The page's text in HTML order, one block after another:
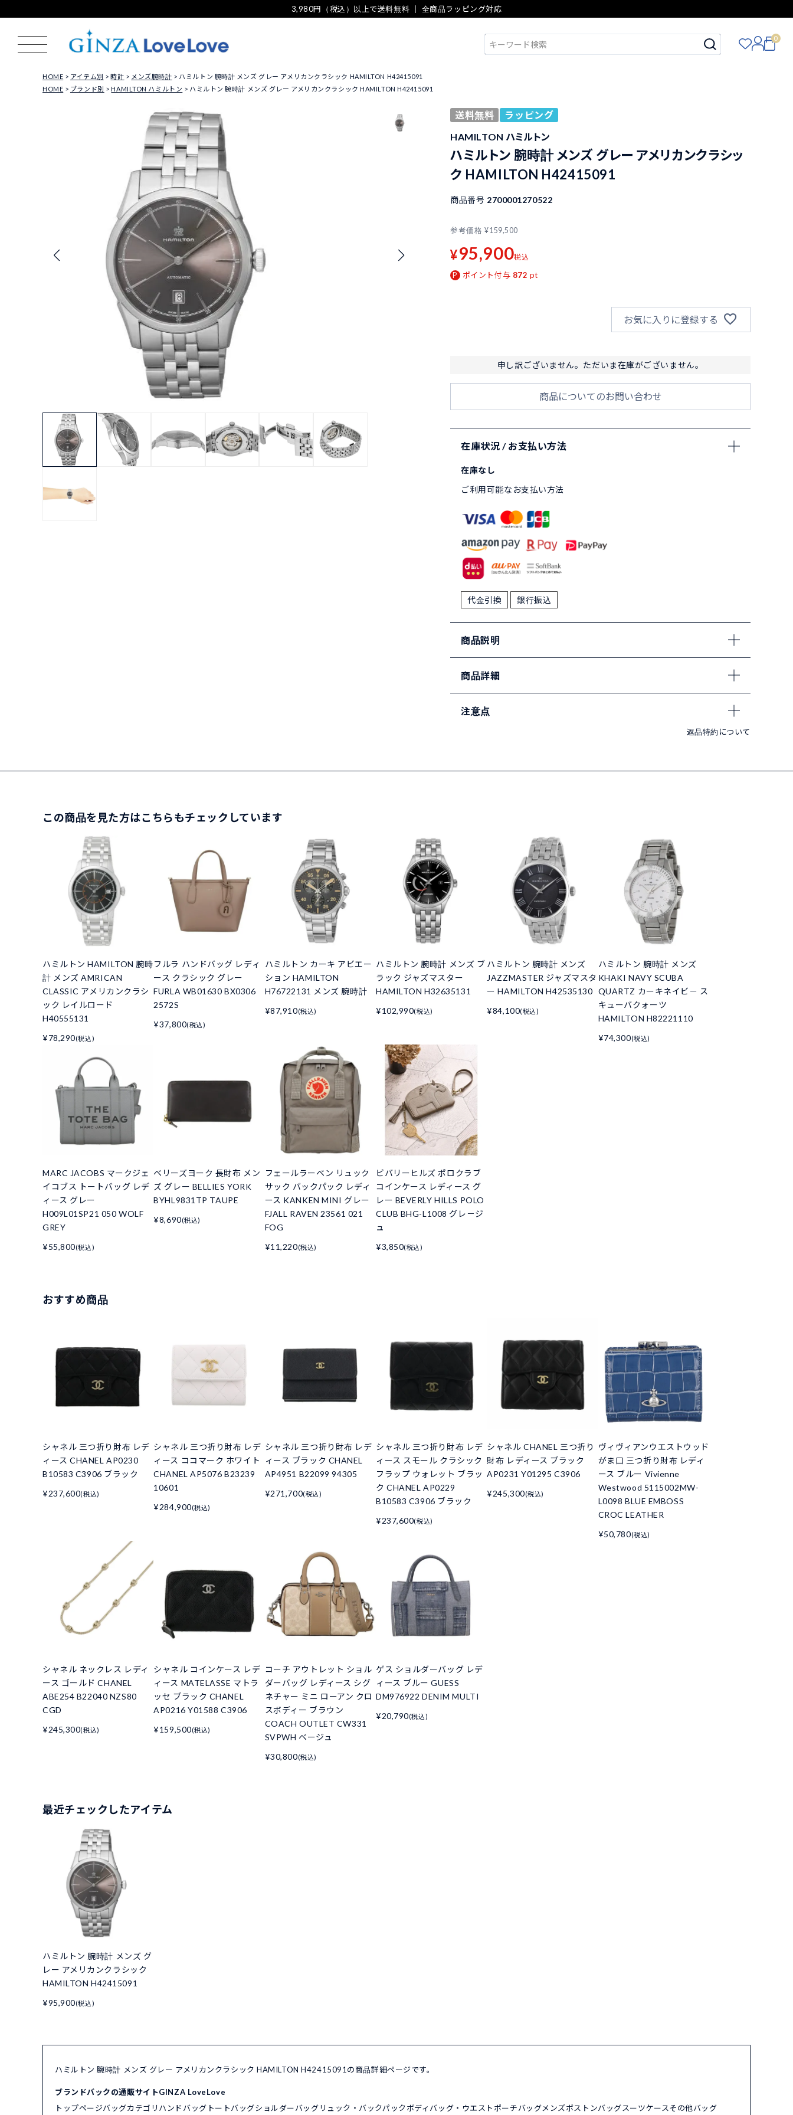
3,980円（税込）以上で送料無料 ｜ 全商品ラッピング対応
0
HOME アイテム別 時計 メンズ腕時計
ハミルトン 腕時計 メンズ グレー アメリカンクラシック HAMILTON H42415091
HOME
ブランド別 HAMILTON ハミルトン ハミルトン 腕時計 メンズ グレー アメリカンクラシック HAMILTON H42415091
送料無料
ラッピング
HAMILTON ハミルトン
ハミルトン 腕時計 メンズ グレー アメリカンクラシッ
ク HAMILTON H42415091
商品番号 2700001270522
参考価格 ¥159,500
¥95,900税込
ポイント付与 872 pt
お気に入りに登録する
申し訳ございません。ただいま在庫がございません。
商品についてのお問い合わせ
在庫状況 / お支払い方法
在庫なし
ご利用可能なお支払い方法
代金引換 銀行振込
商品説明
商品詳細
注意点
返品特約について
この商品を見た方はこちらもチェックしています
ハミルトン HAMILTON 腕時
計 メンズ AMRICAN
CLASSIC アメリカンクラシ
ック レイルロード
H40555131
¥78,290(税込)
フルラ ハンドバッグ レディ
ース クラシック グレー
FURLA WB01630 BX0306
2572S
¥37,800(税込)
ハミルトン カーキ アビエー
ション HAMILTON
H76722131 メンズ 腕時計
¥87,910(税込)
ハミルトン 腕時計 メンズ ブ
ラック ジャズマスター
HAMILTON H32635131
¥102,990(税込)
ハミルトン 腕時計 メンズ
JAZZMASTER ジャズマスタ
ー HAMILTON H42535130
¥84,100(税込)
ハミルトン 腕時計 メンズ
KHAKI NAVY SCUBA
QUARTZ カーキネイビ－ ス
キューバクォーツ
HAMILTON H82221110
¥74,300(税込)
MARC JACOBS マークジェ
イコブス トートバッグ レデ
ィース グレー
H009L01SP21 050 WOLF
GREY
¥55,800(税込)
ベリーズヨーク 長財布 メン
ズ グレー BELLIES YORK
BYHL9831TP TAUPE
¥8,690(税込)
フェールラーベン リュック
サック バックパック レディ
ース KANKEN MINI グレー
FJALL RAVEN 23561 021
FOG
¥11,220(税込)
ビバリーヒルズ ポロクラブ
コインケース レディース グ
レー BEVERLY HILLS POLO
CLUB BHG-L1008 グレ－ジ
ュ
¥3,850(税込)
おすすめ商品
シャネル 三つ折り財布 レデ
ィース CHANEL AP0230
B10583 C3906 ブラック
¥237,600(税込)
シャネル 三つ折り財布 レデ
ィース ココマーク ホワイト
CHANEL AP5076 B23239
10601
¥284,900(税込)
シャネル 三つ折り財布 レデ
ィース ブラック CHANEL
AP4951 B22099 94305
¥271,700(税込)
シャネル 三つ折り財布 レデ
ィース スモール クラシック
フラップ ウォレット ブラッ
ク CHANEL AP0229
B10583 C3906 ブラック
¥237,600(税込)
シャネル CHANEL 三つ折り
財布 レディース ブラック
AP0231 Y01295 C3906
¥245,300(税込)
ヴィヴィアンウエストウッド
がま口 三つ折り財布 レディ
ース ブルー Vivienne
Westwood 5115002MW-
L0098 BLUE EMBOSS
CROC LEATHER
¥50,780(税込)
シャネル ネックレス レディ
ース ゴールド CHANEL
ABE254 B22040 NZS80
CGD
¥245,300(税込)
シャネル コインケース レデ
ィース MATELASSE マトラ
ッセ ブラック CHANEL
AP0216 Y01588 C3906
¥159,500(税込)
コーチ アウトレット ショル
ダーバッグ レディース シグ
ネチャー ミニ ローアン クロ
スボディー ブラウン
COACH OUTLET CW331
SVPWH ベージュ
¥30,800(税込)
ゲス ショルダーバッグ レデ
ィース ブルー GUESS
DM976922 DENIM MULTI
¥20,790(税込)
最近チェックしたアイテム
ハミルトン 腕時計 メンズ グ
レー アメリカンクラシック
HAMILTON H42415091
¥95,900(税込)
ハミルトン 腕時計 メンズ グレー アメリカンクラシック HAMILTON H42415091の商品詳細ページです。
ブランドバックの通販サイトGINZA LoveLove
トップページバッグカテゴリ ハンドバッグ トートバッグショルダーバッグリュック・バックパックボディバッグ・ウエストポーチバッグメンズボストンバッグスーツケースその他バッグ